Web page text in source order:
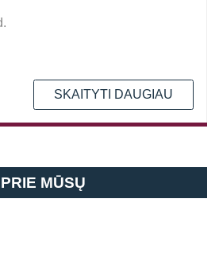
SKAITYTI DAUGIAU
MŪSŲ